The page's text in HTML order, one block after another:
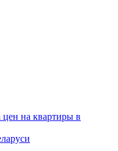
на квартиры в